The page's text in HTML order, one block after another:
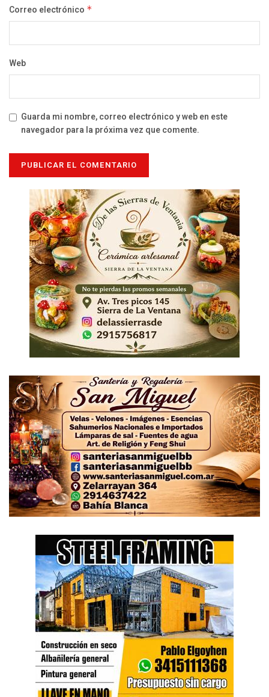
Correo electrónico *
Web
Guarda mi nombre, correo electrónico y web en este
navegador para la próxima vez que comente.